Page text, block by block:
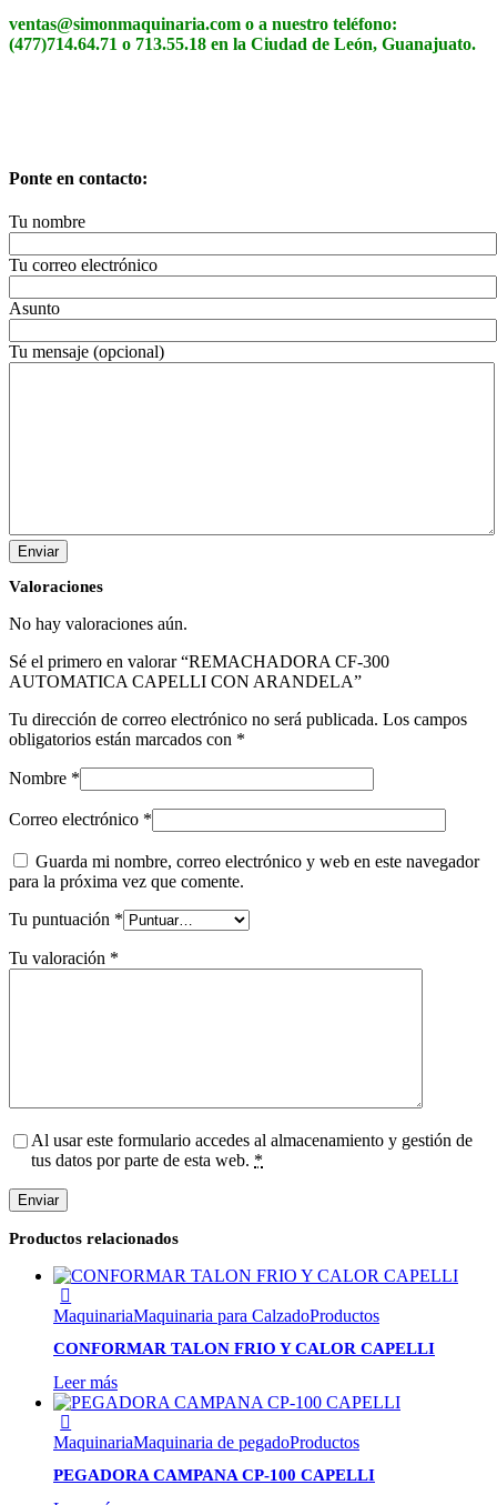
ventas@simonmaquinaria.com o a nuestro teléfono:
(477)714.64.71 o 713.55.18 en la Ciudad de León, Guanajuato.
Ponte en contacto:
Tu nombre
Tu correo electrónico
Asunto
Tu mensaje (opcional)
Valoraciones
No hay valoraciones aún.
Sé el primero en valorar “REMACHADORA CF-300
AUTOMATICA CAPELLI CON ARANDELA”
Tu dirección de correo electrónico no será publicada. Los campos
obligatorios están marcados con *
Nombre *
Correo electrónico *
Guarda mi nombre, correo electrónico y web en este navegador
para la próxima vez que comente.
Tu puntuación *
Tu valoración *
Al usar este formulario accedes al almacenamiento y gestión de
tus datos por parte de esta web. *
Productos relacionados
MaquinariaMaquinaria para CalzadoProductos
CONFORMAR TALON FRIO Y CALOR CAPELLI
Leer más
MaquinariaMaquinaria de pegadoProductos
PEGADORA CAMPANA CP-100 CAPELLI